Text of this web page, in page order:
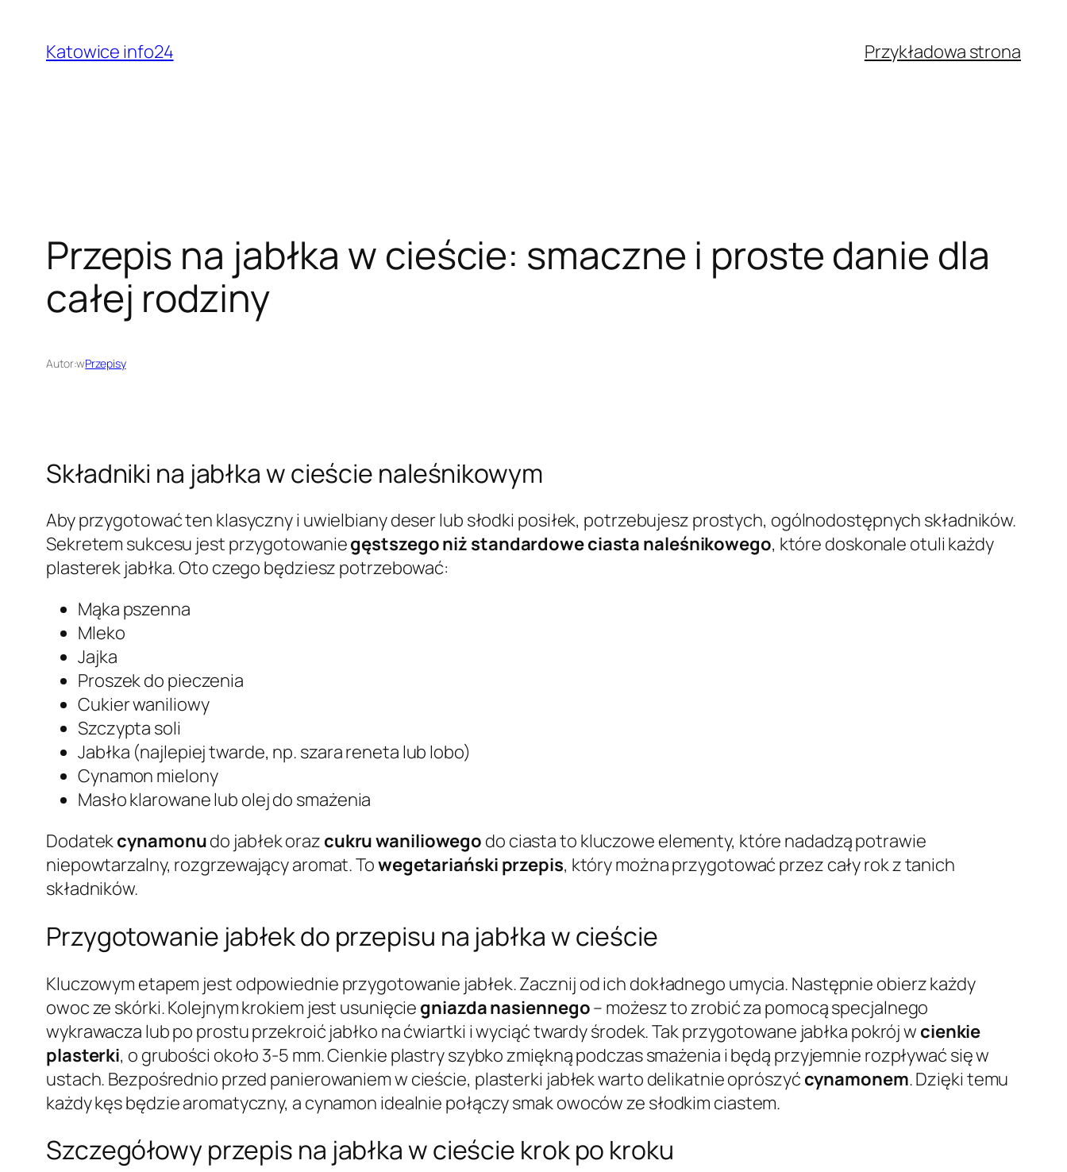
treści
Katowice info24 Przykładowa strona
Przepis na jabłka w cieście: smaczne i proste danie dla
całej rodziny
Autor:wPrzepisy
Składniki na jabłka w cieście naleśnikowym
Aby przygotować ten klasyczny i uwielbiany deser lub słodki posiłek, potrzebujesz prostych, ogólnodostępnych składników.
Sekretem sukcesu jest przygotowaniegęstszego niż standardowe ciasta naleśnikowego, które doskonale otuli każdy
plasterek jabłka. Oto czego będziesz potrzebować:
Mąka pszenna
Mleko
Jajka
Proszek do pieczenia
Cukier waniliowy
Szczypta soli
Jabłka (najlepiej twarde, np. szara reneta lub lobo)
Cynamon mielony
Masło klarowane lub olej do smażenia
Dodatekcynamonudo jabłek oraz cukru waniliowego do ciasta to kluczowe elementy, które nadadzą potrawie
niepowtarzalny, rozgrzewający aromat. Towegetariański przepis, który można przygotować przez cały rok z tanich
składników.
Przygotowanie jabłek do przepisu na jabłka w cieście
Kluczowym etapem jest odpowiednie przygotowanie jabłek. Zacznij od ich dokładnego umycia. Następnie obierz każdy
owoc ze skórki. Kolejnym krokiem jest usunięcie gniazda nasiennego– możesz to zrobić za pomocą specjalnego
wykrawacza lub po prostu przekroić jabłko na ćwiartki i wyciąć twardy środek. Tak przygotowane jabłka pokrój w cienkie
plasterki, o grubości około 3-5 mm. Cienkie plastry szybko zmiękną podczas smażenia i będą przyjemnie rozpływać się w
ustach. Bezpośrednio przed panierowaniem w cieście, plasterki jabłek warto delikatnie oprószyć cynamonem. Dzięki temu
każdy kęs będzie aromatyczny, a cynamon idealnie połączy smak owoców ze słodkim ciastem.
Szczegółowy przepis na jabłka w cieście krok po kroku